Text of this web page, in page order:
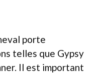
porte
telles que Gypsy
Il est important